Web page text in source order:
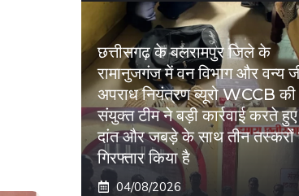
छत्तीसगढ़ के बलरामपुर जिले के
रामानुजगंज में वन विभाग और वन्य
अपराध नियंत्रण ब्यूरो WCCB की
संयुक्त टीम ने बड़ी कार्रवाई करते हुए
दांत और जबड़े के साथ तीन तस्करों
गिरफ्तार किया है
04/08/2026